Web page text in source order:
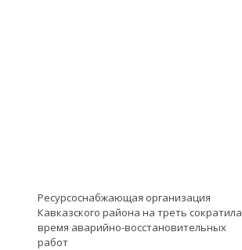
Ресурсоснабжающая организация
Кавказского района на треть сократила
время аварийно-восстановительных
работ